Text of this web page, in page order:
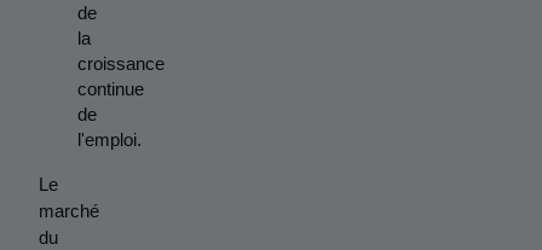
de
la
croissance
continue
de
l'emploi.
Le
marché
du